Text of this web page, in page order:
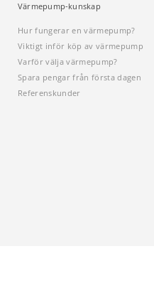
Värmepump-kunskap
Hur fungerar en värmepump?
Viktigt inför köp av värmepump
Varför välja värmepump?
Spara pengar från första dagen
Referenskunder